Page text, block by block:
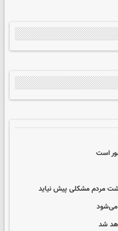
است
مردم مشکلی پیش نیاید
می‌شود
شد